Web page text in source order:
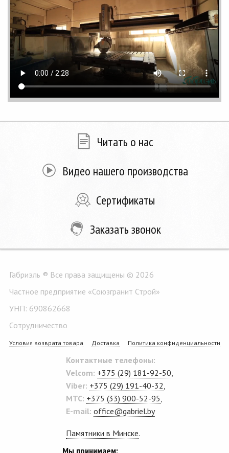
Читать о нас
Видео нашего производства
Сертификаты
Заказать звонок
Габриэль ® Все права защищены © 2026
Частное предприятие «Союзгранит Строй»
УНП: 690862668
Сотрудничество
Условия возврата товара Доставка Политика конфиденциальности
Контактные телефоны:
Velcom: +375 (29) 181-92-50
Viber: +375 (29) 191-40-32
MTC: +375 (33) 900-52-95
E-mail: office@gabriel.by
Памятники в Минске.
Мы принимаем: